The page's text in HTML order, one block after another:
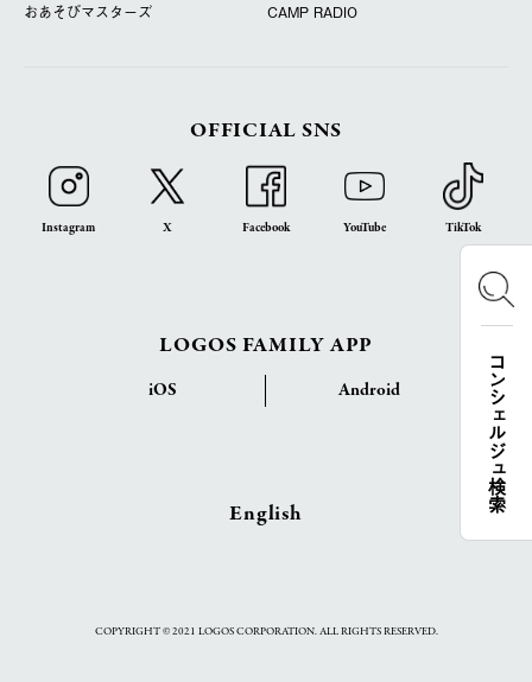
コンシェルジュ検索
おあそびマスターズ
CAMP RADIO
OFFICIAL SNS
Instagram X Facebook YouTube TikTok
LOGOS FAMILY APP
iOS Android
English
COPYRIGHT © 2021 LOGOS CORPORATION. ALL RIGHTS RESERVED.